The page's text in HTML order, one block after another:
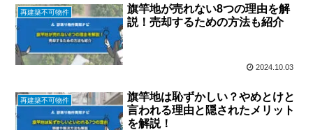
再建築不可物件
旗竿地が売れない8つの理由を解
説！売却するための方法も紹介
2024.10.03
再建築不可物件
旗竿地は恥ずかしい？やめとけと
言われる理由と隠されたメリット
を解説！